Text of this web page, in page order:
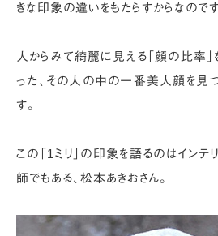
きな印象の違いをもたらすからなのです
人からみて綺麗に見える「顔の比率」
った、その人の中の一番美人顔を見
す。
この「1ミリ」の印象を語るのはインテ
師でもある、松本あきおさん。